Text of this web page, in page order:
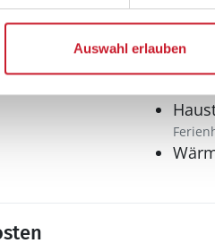
Auswahl erlauben